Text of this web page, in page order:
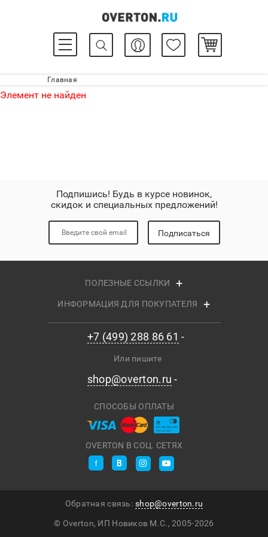
Главная
Элемент не найден
Подпишись! Будь в курсе новинок,
скидок и специальных предложений!
Подписаться
ПОЛЕЗНЫЕ ССЫЛКИ
ИНФОРМАЦИЯ ДЛЯ ПОКУПАТЕЛЯ
+7 (499) 288 86 61
Или пишите
shop@overton.ru
OVERTON В СОЦ. СЕТЯХ
СПОСОБЫ ОПЛАТЫ
© Overton, ИП Новиков М.С., 2005-2026
Обратная связь: shop@overton.ru